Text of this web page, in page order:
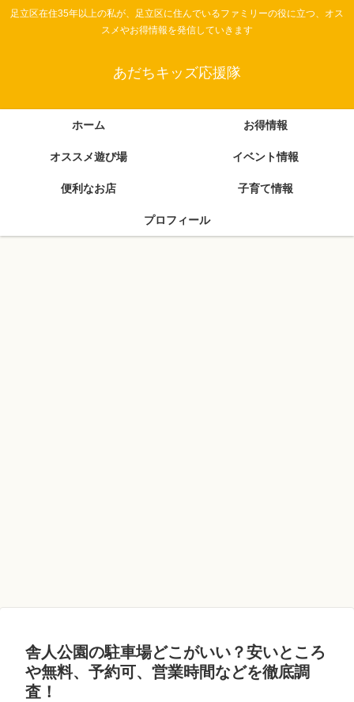
足立区在住35年以上の私が、足立区に住んでいるファミリーの役に立つ、オス
スメやお得情報を発信していきます
あだちキッズ応援隊
ホーム お得情報
オススメ遊び場 イベント情報
便利なお店 子育て情報
プロフィール
舎人公園の駐車場どこがいい？安いところ
や無料、予約可、営業時間などを徹底調
査！